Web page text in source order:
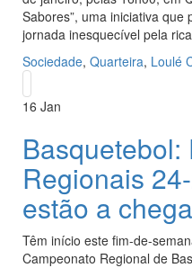
Sabores”, uma iniciativa
jornada inesquecível pela
Sociedade, Quarteira, Loulé
16 Jan
Basquetebol:
Regionais
estão a
Têm início este fim-de-
Campeonato Regional de